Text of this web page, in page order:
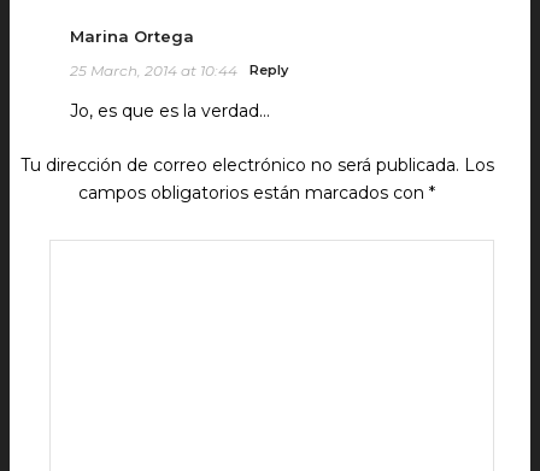
Marina Ortega
25 March, 2014 at 10:44 Reply
Jo, es que es la verdad…
Tu dirección de correo electrónico no será publicada. Los
campos obligatorios están marcados con*